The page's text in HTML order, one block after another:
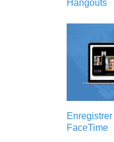
Hangouts
FaceTime